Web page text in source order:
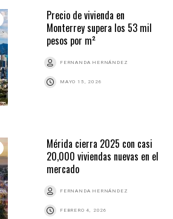
Precio de vivienda en
Monterrey supera los 53 mil
pesos por m²
FERNANDA HERNÁNDEZ
MAYO 15, 2026
Mérida cierra 2025 con casi
20,000 viviendas nuevas en el
mercado
FERNANDA HERNÁNDEZ
FEBRERO 4, 2026